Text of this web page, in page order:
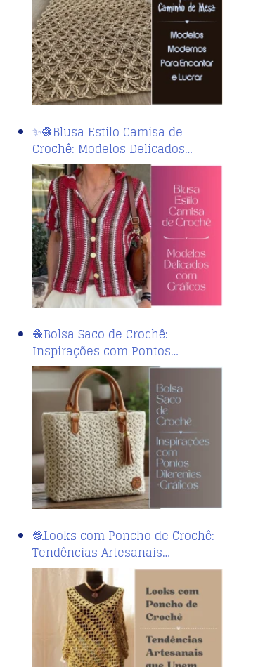
✨🧶Blusa Estilo Camisa de
Crochê: Modelos Delicados…
🧶Bolsa Saco de Crochê:
Inspirações com Pontos…
🧶Looks com Poncho de Crochê:
Tendências Artesanais…